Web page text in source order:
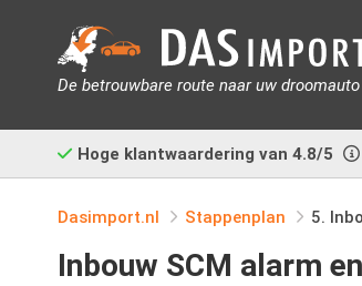
De betrouwbare route naar uw droomauto
Hoge klantwaardering van 4.8/5
Dasimport.nl Stappenplan 5.
Inbouw SCM alarm